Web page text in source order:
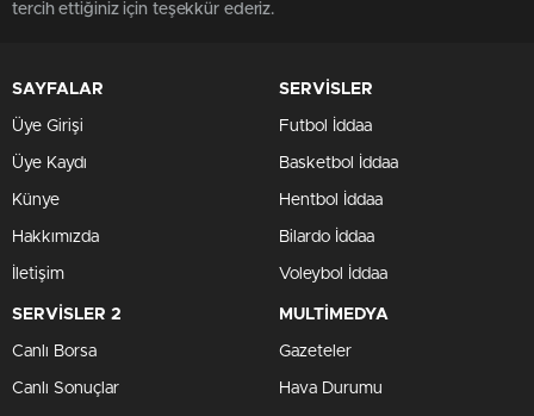
tercih ettiğiniz için teşekkür ederiz.
SAYFALAR
Üye Girişi
Üye Kaydı
Künye
Hakkımızda
İletişim
SERVİSLER
Futbol İddaa
Basketbol İddaa
Hentbol İddaa
Bilardo İddaa
Voleybol İddaa
SERVİSLER 2
Canlı Borsa
Canlı Sonuçlar
MULTİMEDYA
Gazeteler
Hava Durumu